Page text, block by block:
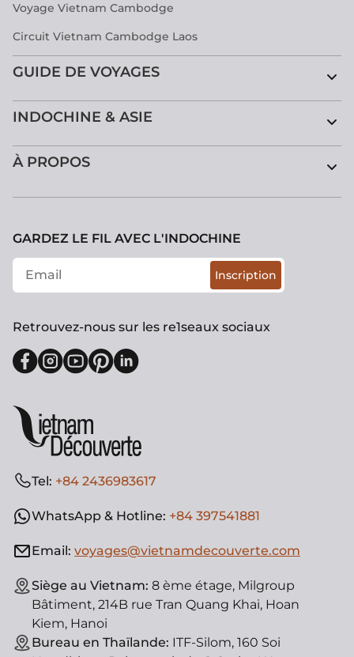
Voyage Vietnam Cambodge
Circuit Vietnam Cambodge Laos
GUIDE DE VOYAGES
INDOCHINE & ASIE
À PROPOS
Tel: +84 2436983617
WhatsApp & Hotline: +84 397541881
Email: voyages@vietnamdecouverte.com
Siège au Vietnam: 8 ème étage, Milgroup
Bâtiment, 214B rue Tran Quang Khai, Hoan
Kiem, Hanoi
Bureau en Thaïlande: ITF-Silom, 160 Soi
GARDEZ LE FIL AVEC L'INDOCHINE
Inscription
Retrouvez-nous sur les re1seaux sociaux